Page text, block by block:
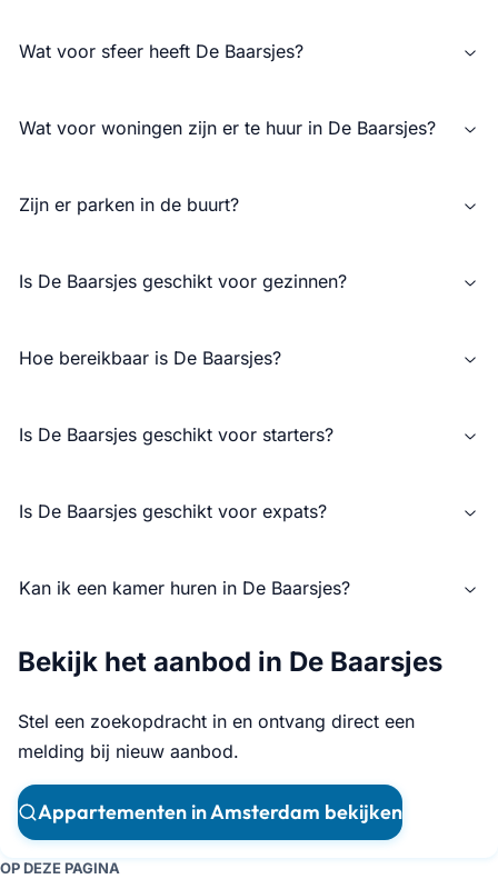
Wat voor sfeer heeft De Baarsjes?
Wat voor woningen zijn er te huur in De Baarsjes?
Zijn er parken in de buurt?
Is De Baarsjes geschikt voor gezinnen?
Hoe bereikbaar is De Baarsjes?
Is De Baarsjes geschikt voor starters?
Is De Baarsjes geschikt voor expats?
Kan ik een kamer huren in De Baarsjes?
Bekijk het aanbod in De Baarsjes
Stel een zoekopdracht in en ontvang direct een
melding bij nieuw aanbod.
Appartementen in Amsterdam bekijken
OP DEZE PAGINA